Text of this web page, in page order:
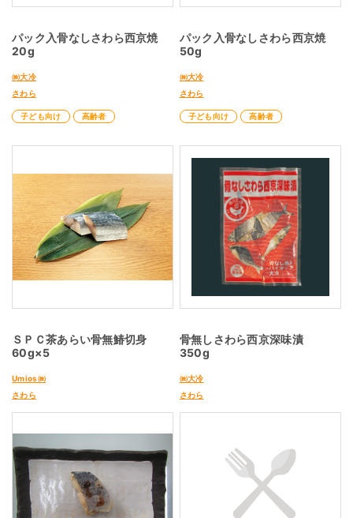
パック入骨なしさわら西京焼
20g
㈱大冷
さわら
子ども向け 高齢者
パック入骨なしさわら西京焼
50g
㈱大冷
さわら
子ども向け 高齢者
ＳＰＣ茶あらい骨無鰆切身
60g×5
Umios㈱
さわら
骨無しさわら西京深味漬
350g
㈱大冷
さわら